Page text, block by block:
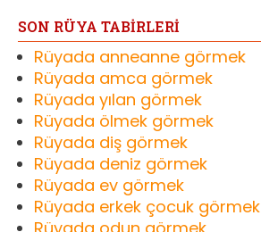
SON RÜYA TABİRLERİ
Rüyada anneanne görmek
Rüyada amca görmek
Rüyada yılan görmek
Rüyada ölmek görmek
Rüyada diş görmek
Rüyada deniz görmek
Rüyada ev görmek
Rüyada erkek çocuk görmek